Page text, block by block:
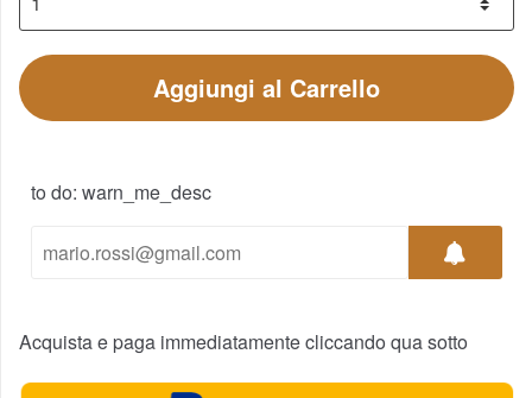
Aggiungi al Carrello
to do: warn_me_desc
Acquista e paga immediatamente cliccando qua sotto